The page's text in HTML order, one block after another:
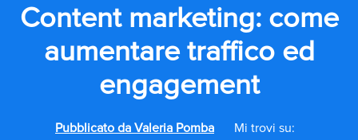
Content marketing: come
aumentare traffico ed
engagement
Pubblicato da Valeria Pomba
Mi trovi su: